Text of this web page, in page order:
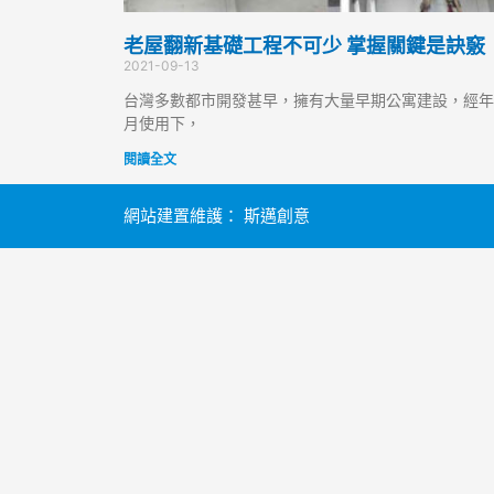
老屋翻新基礎工程不可少 掌握關鍵是訣竅
2021-09-13
台灣多數都市開發甚早，擁有大量早期公寓建設，經
月使用下，
閱讀全文
網站建置維護： 斯邁創意